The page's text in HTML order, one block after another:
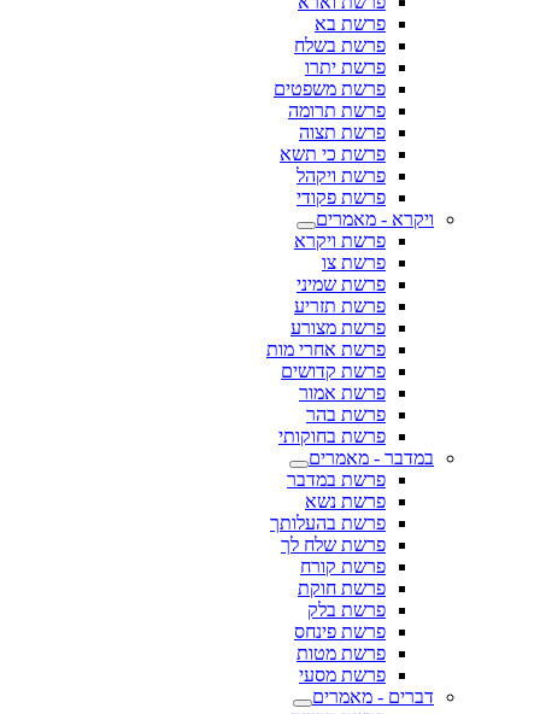
פרשת בא
פרשת בשלח
פרשת יתרו
פרשת משפטים
פרשת תרומה
פרשת תצוה
פרשת כי תשא
פרשת ויקהל
פרשת פקודי
ויקרא - מאמרים
פרשת ויקרא
פרשת צו
פרשת שמיני
פרשת תזריע
פרשת מצורע
פרשת אחרי מות
פרשת קדושים
פרשת אמור
פרשת בהר
פרשת בחוקותי
במדבר - מאמרים
פרשת במדבר
פרשת נשא
פרשת בהעלותך
פרשת שלח לך
פרשת קורח
פרשת חוקת
פרשת בלק
פרשת פינחס
פרשת מטות
פרשת מסעי
דברים - מאמרים